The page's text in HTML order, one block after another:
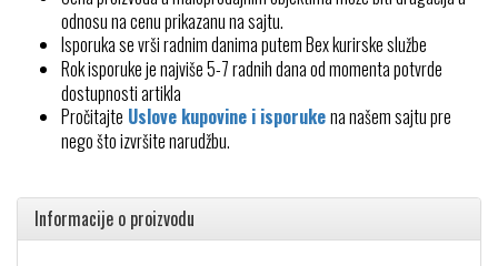
odnosu na cenu prikazanu na sajtu.
Isporuka se vrši radnim danima putem Bex kurirske službe
Rok isporuke je najviše 5-7 radnih dana od momenta potvrde
dostupnosti artikla
Pročitajte Uslove kupovine i isporukena našem sajtu pre
nego što izvršite narudžbu.
Informacije o proizvodu